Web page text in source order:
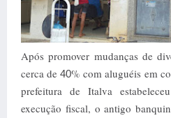
Após promover mudanças de
cerca de40% com aluguéis em
prefeitura de Italva
execução fiscal, o antigo